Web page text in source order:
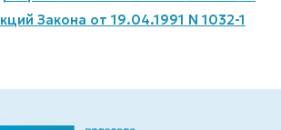
Закона от 19.04.1991 N 1032-1